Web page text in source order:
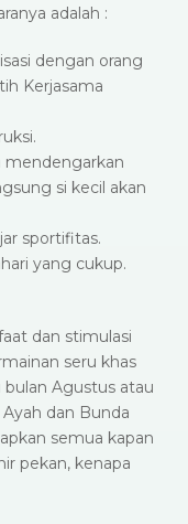
adalah :
dengan orang
Kerjasama
mendengarkan
si kecil akan
sportifitas.
yang cukup.
dan stimulasi
seru khas
Agustus atau
dan Bunda
semua kapan
pekan, kenapa